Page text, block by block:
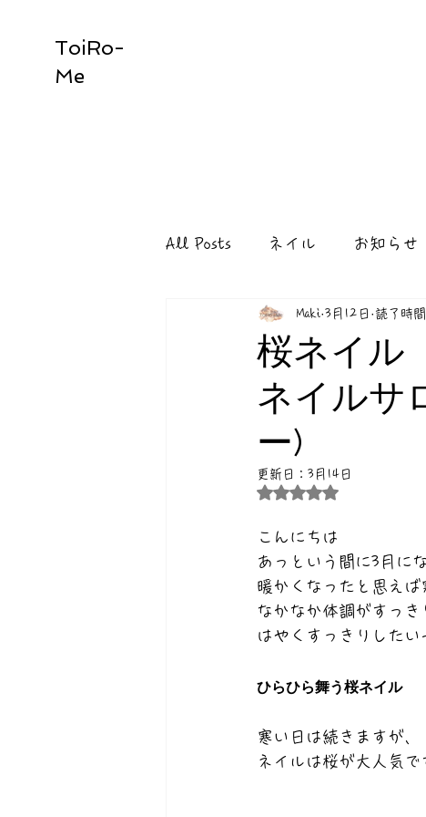
ToiRo-
Me
All Posts ネイル お知らせ
桜ネイ
ネイルサ
ー)
Maki 3月12日 読了時
更新日： 3月14日
5つ星のうちNaNと評
こんにちは
あっという間に3月にな
暖かくなったと思えば
なかなか体調がすっき
はやくすっきりしたい
ひらひら舞う桜ネイル
寒い日は続きますが、
ネイルは桜が大人気で